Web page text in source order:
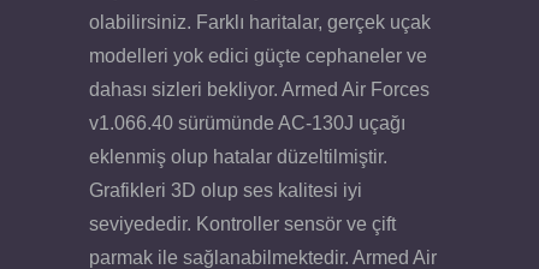
olabilirsiniz. Farklı haritalar, gerçek uçak
modelleri yok edici güçte cephaneler ve
dahası sizleri bekliyor. Armed Air Forces
v1.066.40 sürümünde AC-130J uçağı
eklenmiş olup hatalar düzeltilmiştir.
Grafikleri 3D olup ses kalitesi iyi
seviyededir. Kontroller sensör ve çift
parmak ile sağlanabilmektedir. Armed Air